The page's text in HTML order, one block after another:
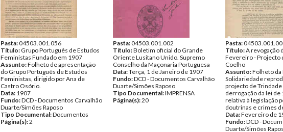
Pasta:04503.001.056
Título: Grupo Português de Estudos
Feministas Fundado em 1907
Assunto:Folheto de apresentação
do Grupo Português de Estudos
Feministas, dirigido por Ana de
Castro Osório.
Data: 1907
Fundo:DCD - Documentos Carvalhão
Duarte/Simões Raposo
Tipo Documental:Documentos
Página(s):2
Pasta:04503.001.002
Título:Boletim oficial do Grande
Oriente Lusitano Unido. Supremo
Conselho da Maçonaria Portuguesa
Data:Terça, 1 de Janeiro de 1907
Fundo:DCD - Documentos Carvalhão
Duarte/Simões Raposo
Tipo Documental:IMPRENSA
Página(s):20
Pasta:
Título:A revogação
Fevereiro - Projecto
Coelho
Assunto:Folheto da
Solidariedade
projecto de
derrogação da lei de
relativa à legislação
doutrinas e crimes
Data:Fevereiro de
Fundo:DCD -
Duarte/Simões